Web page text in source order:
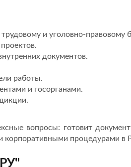
и уголовно-правовому
документов.
работы.
и госорганами.
вопросы: готовит
корпоративными процедурами в